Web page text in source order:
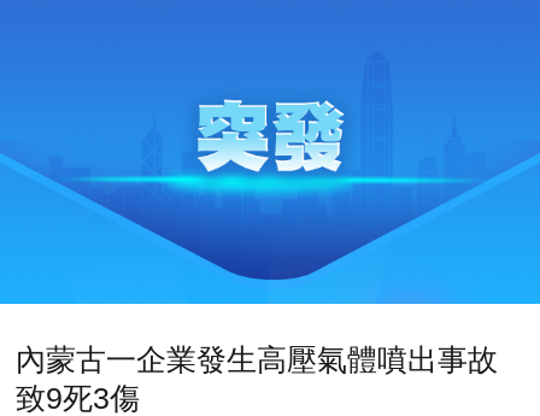
內蒙古一企業發生高壓氣體噴出事故
致9死3傷